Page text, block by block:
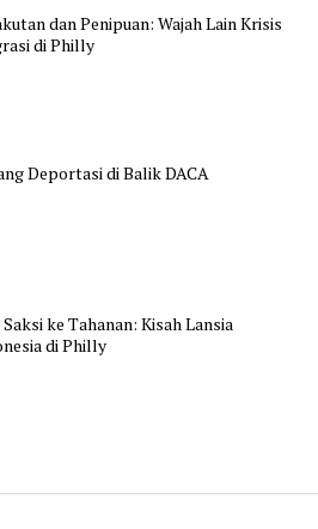
dan Penipuan: Wajah Lain Krisis
di Philly
Deportasi di Balik DACA
ke Tahanan: Kisah Lansia
di Philly